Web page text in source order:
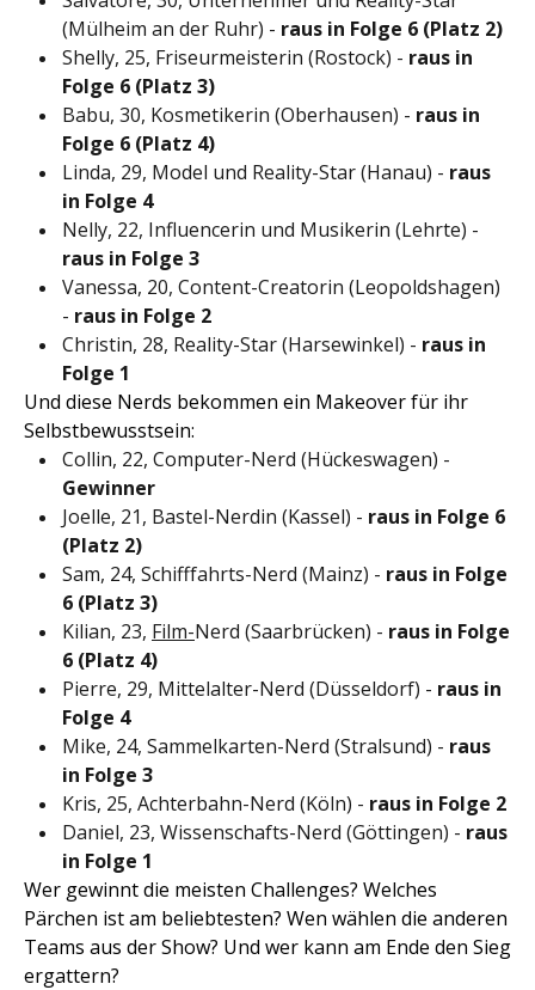
(Mülheim an der Ruhr) - raus in Folge 6 (Platz 2)
Shelly, 25, Friseurmeisterin (Rostock) - raus in
Folge 6 (Platz 3)
Babu, 30, Kosmetikerin (Oberhausen) - raus in
Folge 6 (Platz 4)
Linda, 29, Model und Reality-Star (Hanau) - raus
in Folge 4
Nelly, 22, Influencerin und Musikerin (Lehrte) -
raus in Folge 3
Vanessa, 20, Content-Creatorin (Leopoldshagen)
- raus in Folge 2
Christin, 28, Reality-Star (Harsewinkel) - raus in
Folge 1
Und diese Nerds bekommen ein Makeover für ihr
Selbstbewusstsein:
Collin, 22, Computer-Nerd (Hückeswagen) -
Gewinner
Joelle, 21, Bastel-Nerdin (Kassel) - raus in Folge 6
(Platz 2)
Sam, 24, Schifffahrts-Nerd (Mainz) - raus in Folge
6 (Platz 3)
Kilian, 23, Film-Nerd (Saarbrücken) - raus in Folge
6 (Platz 4)
Pierre, 29, Mittelalter-Nerd (Düsseldorf) - raus in
Folge 4
Mike, 24, Sammelkarten-Nerd (Stralsund) - raus
in Folge 3
Kris, 25, Achterbahn-Nerd (Köln) - raus in Folge 2
Daniel, 23, Wissenschafts-Nerd (Göttingen) - raus
in Folge 1
Wer gewinnt die meisten Challenges? Welches
Pärchen ist am beliebtesten? Wen wählen die anderen
Teams aus der Show? Und wer kann am Ende den Sieg
ergattern?